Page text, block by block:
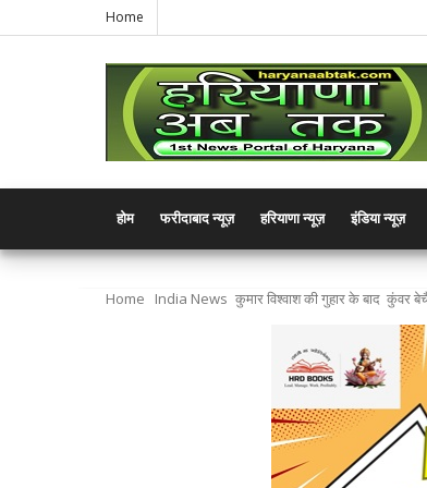
Home
होम फरीदाबाद न्यूज़ हरियाणा न्यूज़ इंडिया न्यूज़
Home India News कुमार विश्वाश की गुहार के बाद कुंवर